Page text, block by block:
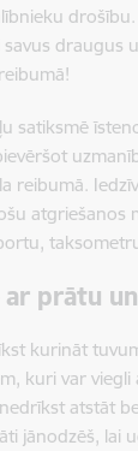
savus draugus
satiksmē
reibumā.
atgriešanos
ar prātu
kurināt
kuri var viegli
atstāt
jānodzēš, lai